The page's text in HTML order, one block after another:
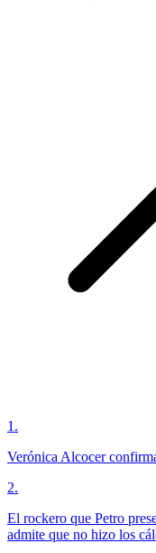
1 .
Verónica Alcocer
2.
El rockero que Petro
admite que no hizo los